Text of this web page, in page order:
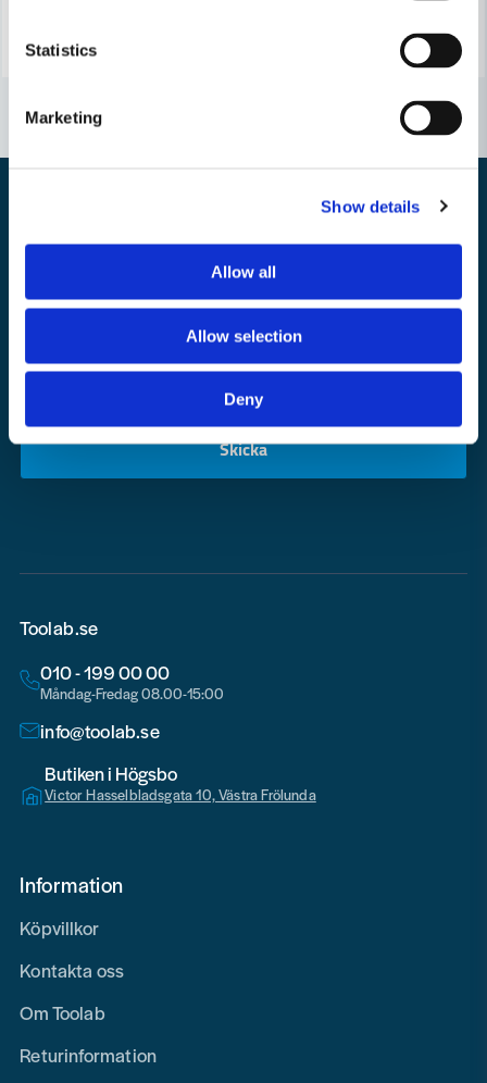
Statistics
Marketing
Show details
Allow all
Allow selection
Deny
Skicka
Bli medlem i vårt nyhetsbrev och ta del av våra nyheter och erbjudande.
Toolab.se
010 - 199 00 00
Måndag-Fredag 08.00-15:00
info@toolab.se
Butiken i Högsbo
Victor Hasselbladsgata 10, Västra Frölunda
Information
Köpvillkor
Kontakta oss
Om Toolab
Returinformation